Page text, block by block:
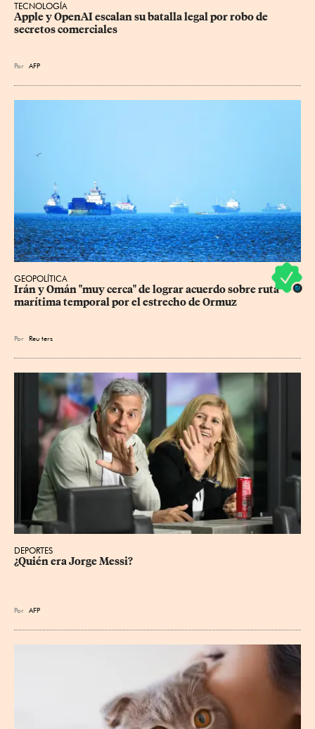
TECNOLOGÍA
Apple y OpenAI escalan su batalla legal por robo de
secretos comerciales
Por AFP
GEOPOLÍTICA
Irán y Omán "muy cerca" de lograr acuerdo sobre ruta
marítima temporal por el estrecho de Ormuz
Por Reu ters
DEPORTES
¿Quién era Jorge Messi?
Por AFP